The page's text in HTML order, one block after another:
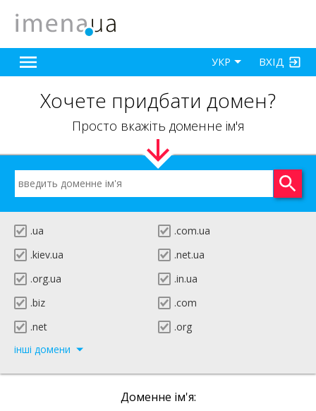
ВХІД
УКР
Хочете придбати домен?
Просто вкажіть доменне ім'я
.ua
.com.ua
.kiev.ua
.net.ua
.org.ua
.in.ua
.biz
.com
.net
.org
інші домени
Доменне ім'я: